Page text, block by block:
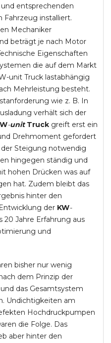
entsprechenden
Fahrzeug installiert.
Mechaniker
beträgt je nach Motor
Eigenschaften
die auf dem Markt
unit Truck lastabhängig
Mehrleistung besteht.
wie z. B. In
verhält sich der
-unit Truck greift erst ein
Drehmoment gefordert
der Steigung notwendig
hingegen ständig und
hohen Drücken was auf
hat. Zudem bleibt das
hinter den
der KW-
20 Jahre Erfahrung aus
und
bisher nur wenig
dem Prinzip der
das Gesamtsystem
Undichtigkeiten am
Hochdruckpumpen
die Folge. Das
aber hinter den